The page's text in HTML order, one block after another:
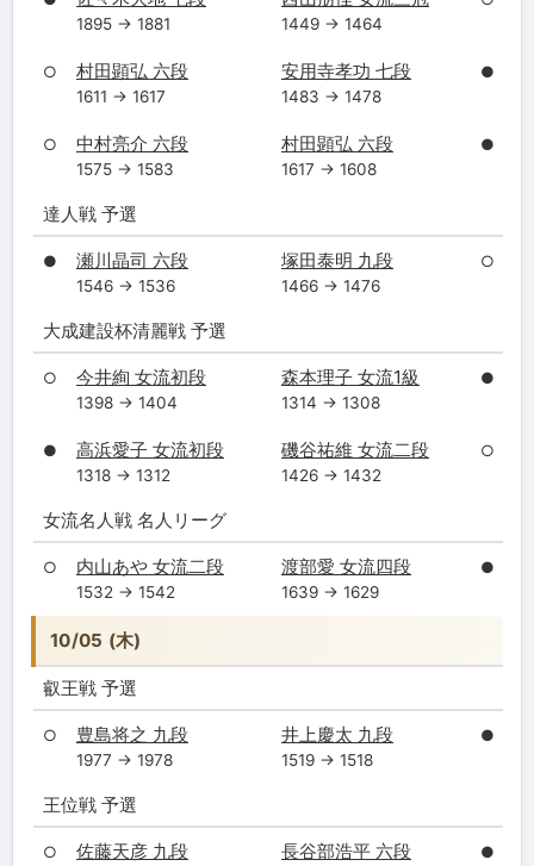
1895 → 1881 1449 → 1464
○ 村田顕弘 六段
1611 → 1617
安用寺孝功 七段
1483 → 1478
●
○ 中村亮介 六段
1575 → 1583
村田顕弘 六段
1617 → 1608
●
達人戦 予選
● 瀬川晶司 六段
1546 → 1536
塚田泰明 九段
1466 → 1476
○
大成建設杯清麗戦 予選
○ 今井絢 女流初段
1398 → 1404
森本理子 女流1級
1314 → 1308
●
● 高浜愛子 女流初段
1318 → 1312
磯谷祐維 女流二段
1426 → 1432
○
女流名人戦 名人リーグ
○ 内山あや 女流二段
1532 → 1542
渡部愛 女流四段
1639 → 1629
●
10/05 (木)
叡王戦 予選
○ 豊島将之 九段
1977 → 1978
井上慶太 九段
1519 → 1518
●
王位戦 予選
○ 佐藤天彦 九段 長谷部浩平 六段 ●